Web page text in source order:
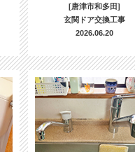
[唐津市和多田]
玄関ドア交換工事
2026.06.20